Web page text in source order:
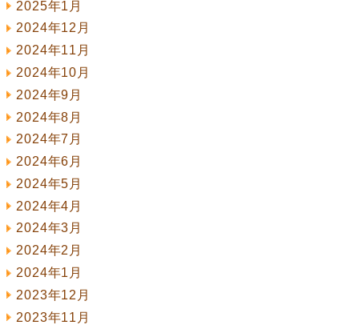
2025年1月
2024年12月
2024年11月
2024年10月
2024年9月
2024年8月
2024年7月
2024年6月
2024年5月
2024年4月
2024年3月
2024年2月
2024年1月
2023年12月
2023年11月